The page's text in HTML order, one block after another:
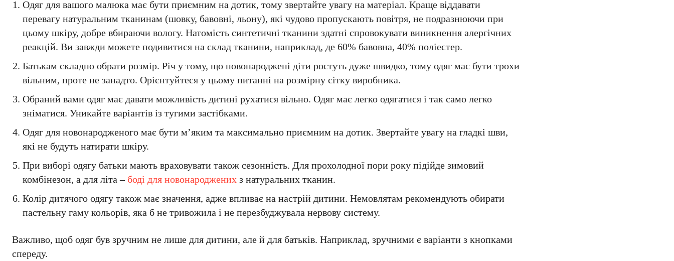
Одяг для вашого малюка має бути приємним на дотик, тому звертайте увагу на матеріал. Краще віддавати
перевагу натуральним тканинам (шовку, бавовні, льону), які чудово пропускають повітря, не подразнюючи при
цьому шкіру, добре вбираючи вологу. Натомість синтетичні тканини здатні спровокувати виникнення алергічних
реакцій. Ви завжди можете подивитися на склад тканини, наприклад, де 60% бавовна, 40% поліестер.
Батькам складно обрати розмір. Річ у тому, що новонароджені діти ростуть дуже швидко, тому одяг має бути трохи
вільним, проте не занадто. Орієнтуйтеся у цьому питанні на розмірну сітку виробника.
Обраний вами одяг має давати можливість дитині рухатися вільно. Одяг має легко одягатися і так само легко
зніматися. Уникайте варіантів із тугими застібками.
Одяг для новонародженого має бути м’яким та максимально приємним на дотик. Звертайте увагу на гладкі шви,
які не будуть натирати шкіру.
При виборі одягу батьки мають враховувати також сезонність. Для прохолодної пори року підійде зимовий
комбінезон, а для літа – боді для новонароджених з натуральних тканин.
Колір дитячого одягу також має значення, адже впливає на настрій дитини. Немовлятам рекомендують обирати
пастельну гаму кольорів, яка б не тривожила і не перезбуджувала нервову систему.
Важливо, щоб одяг був зручним не лише для дитини, але й для батьків. Наприклад, зручними є варіанти з кнопками
спереду.